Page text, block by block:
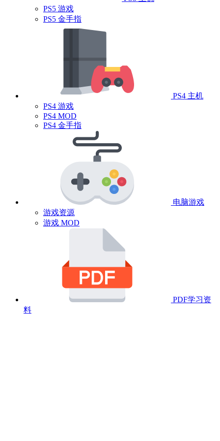
PS5 游戏
PS5 金手指
PS4 主机
PS4 游戏
PS4 MOD
PS4 金手指
电脑游戏
游戏资源
游戏 MOD
PDF学习资
料